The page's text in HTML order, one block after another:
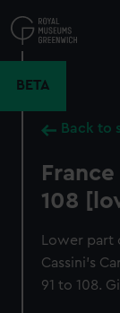
to
main
BETA
Back to
France
108
Lower
Cassini's
91 to 108.